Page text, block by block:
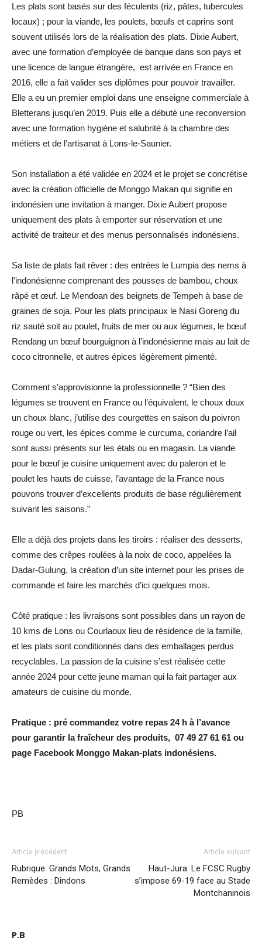
Les plats sont basés sur des féculents (riz, pâtes, tubercules
locaux) ; pour la viande, les poulets, bœufs et caprins sont
souvent utilisés lors de la réalisation des plats. Dixie Aubert,
avec une formation d’employée de banque dans son pays et
une licence de langue étrangère, est arrivée en France en
2016, elle a fait valider ses diplômes pour pouvoir travailler.
Elle a eu un premier emploi dans une enseigne commerciale à
Bletterans jusqu’en 2019. Puis elle a débuté une reconversion
avec une formation hygiène et salubrité à la chambre des
métiers et de l’artisanat à Lons-le-Saunier.
Son installation a été validée en 2024 et le projet se concrétise
avec la création officielle de Monggo Makan qui signifie en
indonésien une invitation à manger. Dixie Aubert propose
uniquement des plats à emporter sur réservation et une
activité de traiteur et des menus personnalisés indonésiens.
Sa liste de plats fait rêver : des entrées le Lumpia des nems à
l’indonésienne comprenant des pousses de bambou, choux
râpé et œuf. Le Mendoan des beignets de Tempeh à base de
graines de soja. Pour les plats principaux le Nasi Goreng du
riz sauté soit au poulet, fruits de mer ou aux légumes, le bœuf
Rendang un bœuf bourguignon à l’indonésienne mais au lait de
coco citronnelle, et autres épices légèrement pimenté.
Comment s’approvisionne la professionnelle ? “Bien des
légumes se trouvent en France ou l’équivalent, le choux doux
un choux blanc, j’utilise des courgettes en saison du poivron
rouge ou vert, les épices comme le curcuma, coriandre l’ail
sont aussi présents sur les étals ou en magasin. La viande
pour le bœuf je cuisine uniquement avec du paleron et le
poulet les hauts de cuisse, l’avantage de la France nous
pouvons trouver d’excellents produits de base régulièrement
suivant les saisons.”
Elle a déjà des projets dans les tiroirs : réaliser des desserts,
comme des crêpes roulées à la noix de coco, appelées la
Dadar-Gulung, la création d’un site internet pour les prises de
commande et faire les marchés d’ici quelques mois.
Côté pratique : les livraisons sont possibles dans un rayon de
10 kms de Lons ou Courlaoux lieu de résidence de la famille,
et les plats sont conditionnés dans des emballages perdus
recyclables. La passion de la cuisine s’est réalisée cette
année 2024 pour cette jeune maman qui la fait partager aux
amateurs de cuisine du monde.
Pratique : pré commandez votre repas 24 h à l’avance
pour garantir la fraîcheur des produits, 07 49 27 61 61 ou
page Facebook Monggo Makan-plats indonésiens.
PB
Article précédent
Rubrique. Grands Mots, Grands
Remèdes : Dindons
Article suivant
Haut-Jura. Le FCSC Rugby
s’impose 69-19 face au Stade
Montchaninois
P.B